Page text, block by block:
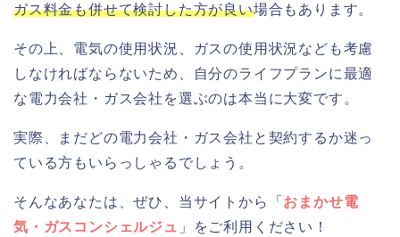
ガス料金も併せて検討した方が良い場合もあります。
その上、電気の使用状況、ガスの使用状況なども考慮
しなければならないため、自分のライフプランに最適
な電力会社・ガス会社を選ぶのは本当に大変です。
実際、まだどの電力会社・ガス会社と契約するか迷っ
ている方もいらっしゃるでしょう。
そんなあなたは、ぜひ、当サイトから「 おまかせ電
気・ガスコンシェルジュ 」をご利用ください！